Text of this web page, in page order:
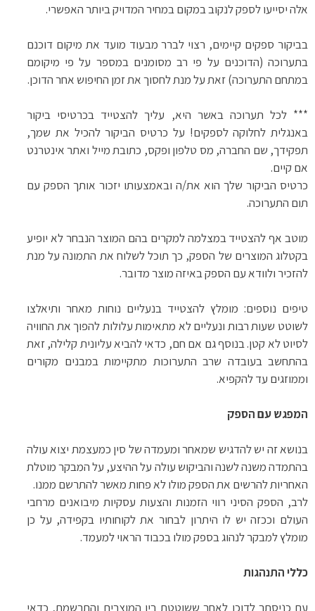
אלה יסייעו לספק לנקוב במקום במחיר המדויק ביותר האפשרי.
בביקור ספקים קיימים, רצוי לברר מבעוד מועד את מיקום דוכנם
בתערוכה (הדוכנים על פי רב מסומנים במספר על פי מיקומם
במתחם התערוכה) זאת על מנת לחסוך את זמן החיפוש אחר הדוכן.
*** לכל תערוכה באשר היא, עליך להצטייד בכרטיסי ביקור
באנגלית לחלוקה לספקים! על כרטיס הביקור להכיל את שמך,
תפקידך, שם החברה, מס טלפון ופקס, כתובת מייל ואתר אינטרנט
אם קיים.
כרטיס הביקור שלך הוא את/ה ובאמצעותו יזכור אותך הספק עם
תום התערוכה.
מוטב אף להצטייד במצלמה למקרים בהם המוצר הנבחר לא יופיע
בקטלוג המוצרים של הספק, כך תוכל לשלוח את התמונה על מנת
להזכיר ולוודא עם הספק באיזה מוצר מדובר.
טיפים נוספים: מומלץ להצטייד בנעליים נוחות מאחר ותיאלצו
לשוטט שעות רבות ונעליים לא מתאימות עלולות להפוך את החוויה
לסיוט לא קטן. בנוסף גם אם חם, כדאי להביא עליונית קלילה, זאת
בהתחשב בעובדה שרב התערוכות מתקיימות במבנים מקורים
וממוזגים עד להקפיא.
המפגש עם הספק
בנושא זה יש להדגיש שמאחר ומעמדה של סין כמעצמת יצוא עולה
בהתמדה משנה לשנה והביקוש עולה על ההיצע, על המבקר מוטלת
האחריות להרשים את הספק מולו לא פחות מאשר להתרשם ממנו.
לרב, הספק הסיני רווי הזמנות והצעות עסקיות מיבואנים מרחבי
העולם וככזה יש לו היתרון לבחור את לקוחותיו בקפידה, על כן
מומלץ למבקר לנהוג בספק מולו בכבוד הראוי למעמד.
כללי התנהגות
עם כניסתך לדוכן לאחר ששוטטת בין המוצרים והתרשמת, כדאי